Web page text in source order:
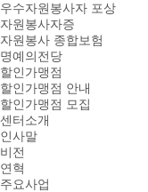
우수자원봉사자 포상
자원봉사자증
자원봉사 종합보험
명예의전당
할인가맹점
할인가맹점 안내
할인가맹점 모집
센터소개
인사말
비전
연혁
주요사업